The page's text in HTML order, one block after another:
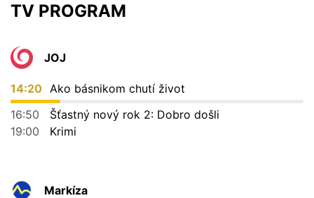
TV PROGRAM
JOJ
14:20 Ako básnikom chutí život
16:50
Šťastný nový rok 2: Dobro došli
19:00
Krimi
Markíza